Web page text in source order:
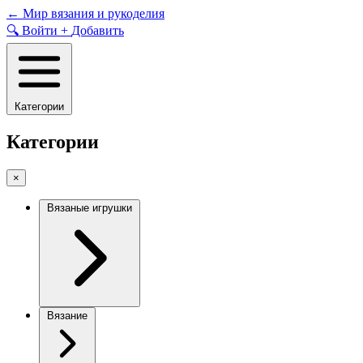
Skip
to
content
← Мир вязания и рукоделия
🔍 Войти + Добавить
Категории
Категории
×
Вязаные игрушки
Вязание